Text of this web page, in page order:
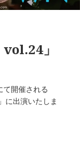
」
て開催される
に出演いたしま